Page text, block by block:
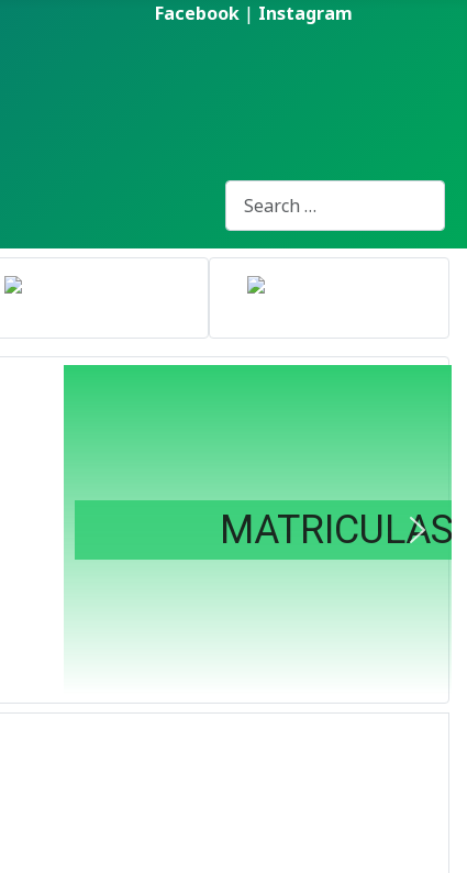
Facebook | Instagram
Pesquisa
Type 2 or more characters